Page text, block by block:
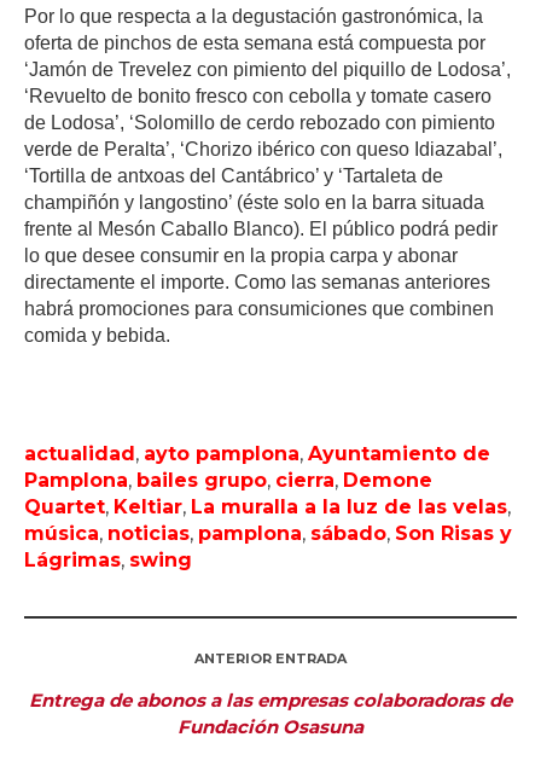
Por lo que respecta a la degustación gastronómica, la
oferta de pinchos de esta semana está compuesta por
‘Jamón de Trevelez con pimiento del piquillo de Lodosa’,
‘Revuelto de bonito fresco con cebolla y tomate casero
de Lodosa’, ‘Solomillo de cerdo rebozado con pimiento
verde de Peralta’, ‘Chorizo ibérico con queso Idiazabal’,
‘Tortilla de antxoas del Cantábrico’ y ‘Tartaleta de
champiñón y langostino’ (éste solo en la barra situada
frente al Mesón Caballo Blanco). El público podrá pedir
lo que desee consumir en la propia carpa y abonar
directamente el importe. Como las semanas anteriores
habrá promociones para consumiciones que combinen
comida y bebida.
actualidad, ayto pamplona, Ayuntamiento de
Pamplona, bailes grupo, cierra, Demone
Quartet, Keltiar, La muralla a la luz de las velas,
música, noticias, pamplona, sábado, Son Risas y
Lágrimas, swing
ANTERIOR ENTRADA
Entrega de abonos a las empresas colaboradoras de
Fundación Osasuna